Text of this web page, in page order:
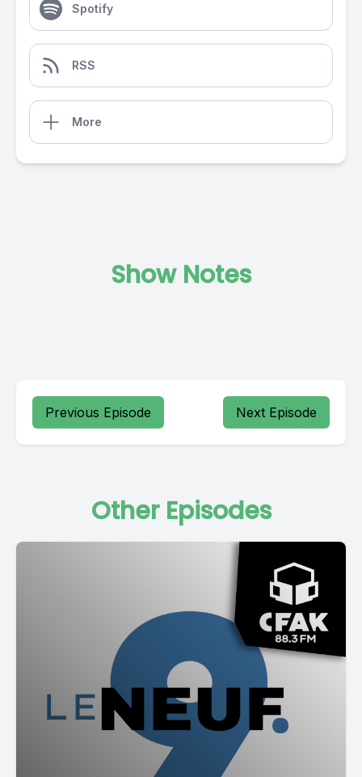
Spotify
RSS
More
Show Notes
Previous Episode Next Episode
Other Episodes